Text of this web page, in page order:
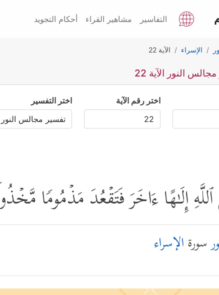
التفاسير مشاهير القراء أحكام التجويد
الإسراء الآية 22
النور الآية 22
اختر رقم الآية اختر التفسير
إِلَـٰهًا ءَاخَرَ فَتَقۡعُدَ مَذۡمُومࣰا
سورةالإسراء